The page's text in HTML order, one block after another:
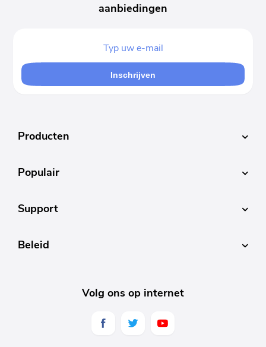
aanbiedingen
Inschrijven
Producten
Populair
Support
Beleid
Volg ons op internet